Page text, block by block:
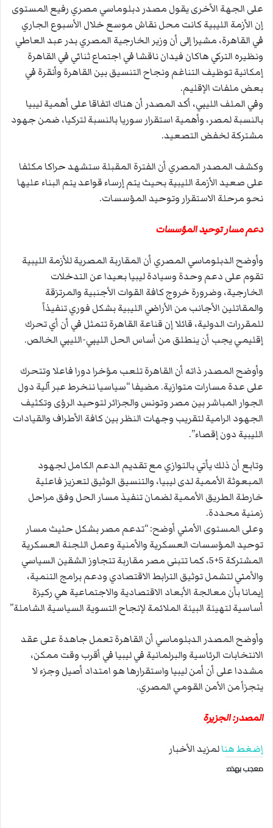
على الجهة الأخرى يقول مصدر دبلوماسي مصري رفيع المستوى
إن الأزمة الليبية كانت محل نقاش موسع خلال الأسبوع الجاري
في القاهرة، مشيرا إلى أن وزير الخارجية المصري بدر عبد العاطي
ونظيره التركي هاكان فيدان ناقشا في اجتماع ثنائي في القاهرة
إمكانية توظيف التناغم ونجاح التنسيق بين القاهرة وأنقرة في
بعض ملفات الإقليم.
وفي الملف الليبي، أكد المصدر أن هناك اتفاقا على أهمية ليبيا
بالنسبة لمصر، وأهمية استقرار سوريا بالنسبة لتركيا، ضمن جهود
مشتركة لخفض التصعيد.
وكشف المصدر المصري أن الفترة المقبلة ستشهد حراكا مكثفا
على صعيد الأزمة الليبية بحيث يتم إرساء قواعد يتم البناء عليها
نحو مرحلة الاستقرار وتوحيد المؤسسات.
دعم مسار توحيد المؤسسات
وأوضح الدبلوماسي المصري أن المقاربة المصرية للأزمة الليبية
تقوم على دعم وحدة وسيادة ليبيا بعيدا عن التدخلات
الخارجية، وضرورة خروج كافة القوات الأجنبية والمرتزقة
والمقاتلين الأجانب من الأراضي الليبية بشكل فوري تنفيذاً
للمقررات الدولية، قائلا إن قناعة القاهرة تتمثل في أن أي تحرك
إقليمي يجب أن ينطلق من أساس الحل الليبي-الليبي الخالص.
وأوضح المصدر ذاته أن القاهرة تلعب مؤخرا دورا فاعلا وتتحرك
على عدة مسارات متوازية. مضيفا “سياسيا ننخرط عبر آلية دول
الجوار المباشر بين مصر وتونس والجزائر لتوحيد الرؤى وتكثيف
الجهود الرامية لتقريب وجهات النظر بين كافة الأطراف والقيادات
الليبية دون إقصاء”.
وتابع أن ذلك يأتي بالتوازي مع تقديم الدعم الكامل لجهود
المبعوثة الأممية لدى ليبيا، والتنسيق الوثيق لتعزيز فاعلية
خارطة الطريق الأممية لضمان تنفيذ مسار الحل وفق مراحل
زمنية محددة.
وعلى المستوى الأمني أوضح: “تدعم مصر بشكل حثيث مسار
توحيد المؤسسات العسكرية والأمنية وعمل اللجنة العسكرية
المشتركة 5+5، كما تتبنى مصر مقاربة تتجاوز الشقين السياسي
والأمني لتشمل توثيق الترابط الاقتصادي ودعم برامج التنمية،
إيمانا بأن معالجة الأبعاد الاقتصادية والاجتماعية هي ركيزة
أساسية لتهيئة البيئة الملائمة لإنجاح التسوية السياسية الشاملة”
وأوضح المصدر الدبلوماسي أن القاهرة تعمل جاهدة على عقد
الانتخابات الرئاسية والبرلمانية في ليبيا في أقرب وقت ممكن،
مشددا على أن أمن ليبيا واستقرارها هو امتداد أصيل وجزء لا
يتجزأ من الأمن القومي المصري.
المصدر: الجزيرة
إضغط هنالمزيد الأخبار
معجب بهذه: